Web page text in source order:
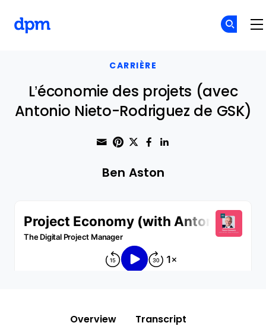
CARRIÈRE
L’économie des projets (avec
Antonio Nieto-Rodriguez de GSK)
Share through Email
Print this page
Share on Pinterest
Share on Twitter
Share on
Ben Aston
Overview Transcript